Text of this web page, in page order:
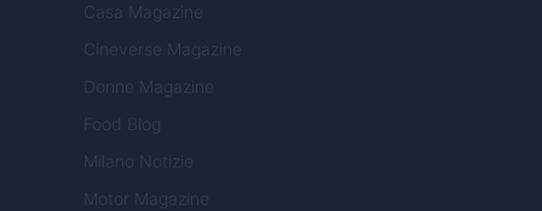
Casa Magazine
Cineverse Magazine
Donne Magazine
Food Blog
Milano Notizie
Motor Magazine